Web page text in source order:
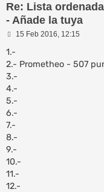
Re: Lista
- Añade la tuya
M
n
a
j
15 Feb 2016, 12:15
1.-
2.- Prometheo - 507
3.-
4.-
5.-
6.-
7.-
8.-
9.-
10.-
11.-
12.-